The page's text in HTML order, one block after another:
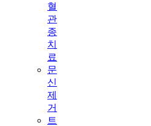
혈
관
종
치
료
문
신
제
거
트